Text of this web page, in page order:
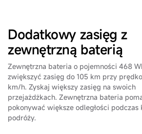
Dodatkowy zasięg z
zewnętrzną baterią
Zewnętrzna bateria o pojemności 468
zwiększyć zasięg do 105 km przy
km/h. Zyskaj większy zasięg na swoich
przejażdżkach. Zewnętrzna bateria
pokonywać większe odległości podczas
podróży.